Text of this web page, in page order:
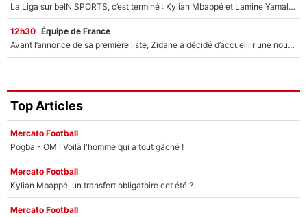
La Liga sur beIN SPORTS, c’est terminé : Kylian Mbappé et Lamine Yamal changent de chaîne, «le moment était venu d'ouvrir un nouveau chapitre»
12h30 Équipe de France
Avant l’annonce de sa première liste, Zidane a décidé d’accueillir une nouvelle tête en équipe de France
Top Articles
Mercato Football
Pogba - OM : Voilà l'homme qui a tout gâché !
Mercato Football
Kylian Mbappé, un transfert obligatoire cet été ?
Mercato Football